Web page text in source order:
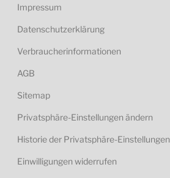
Impressum
Datenschutzerklärung
Verbraucherinformationen
AGB
Sitemap
Privatsphäre-Einstellungen ändern
Historie der Privatsphäre-Einstellungen
Einwilligungen widerrufen